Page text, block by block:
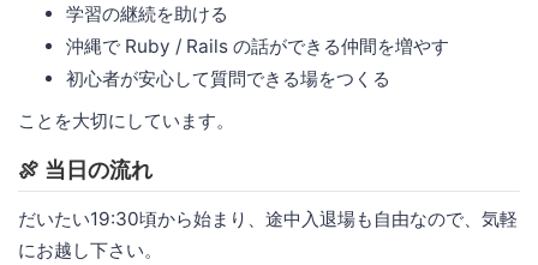
学習の継続を助ける
沖縄で Ruby / Rails の話ができる仲間を増やす
初心者が安心して質問できる場をつくる
ことを大切にしています。
🍖 当日の流れ
だいたい19:30頃から始まり、途中入退場も自由なので、気軽
にお越し下さい。